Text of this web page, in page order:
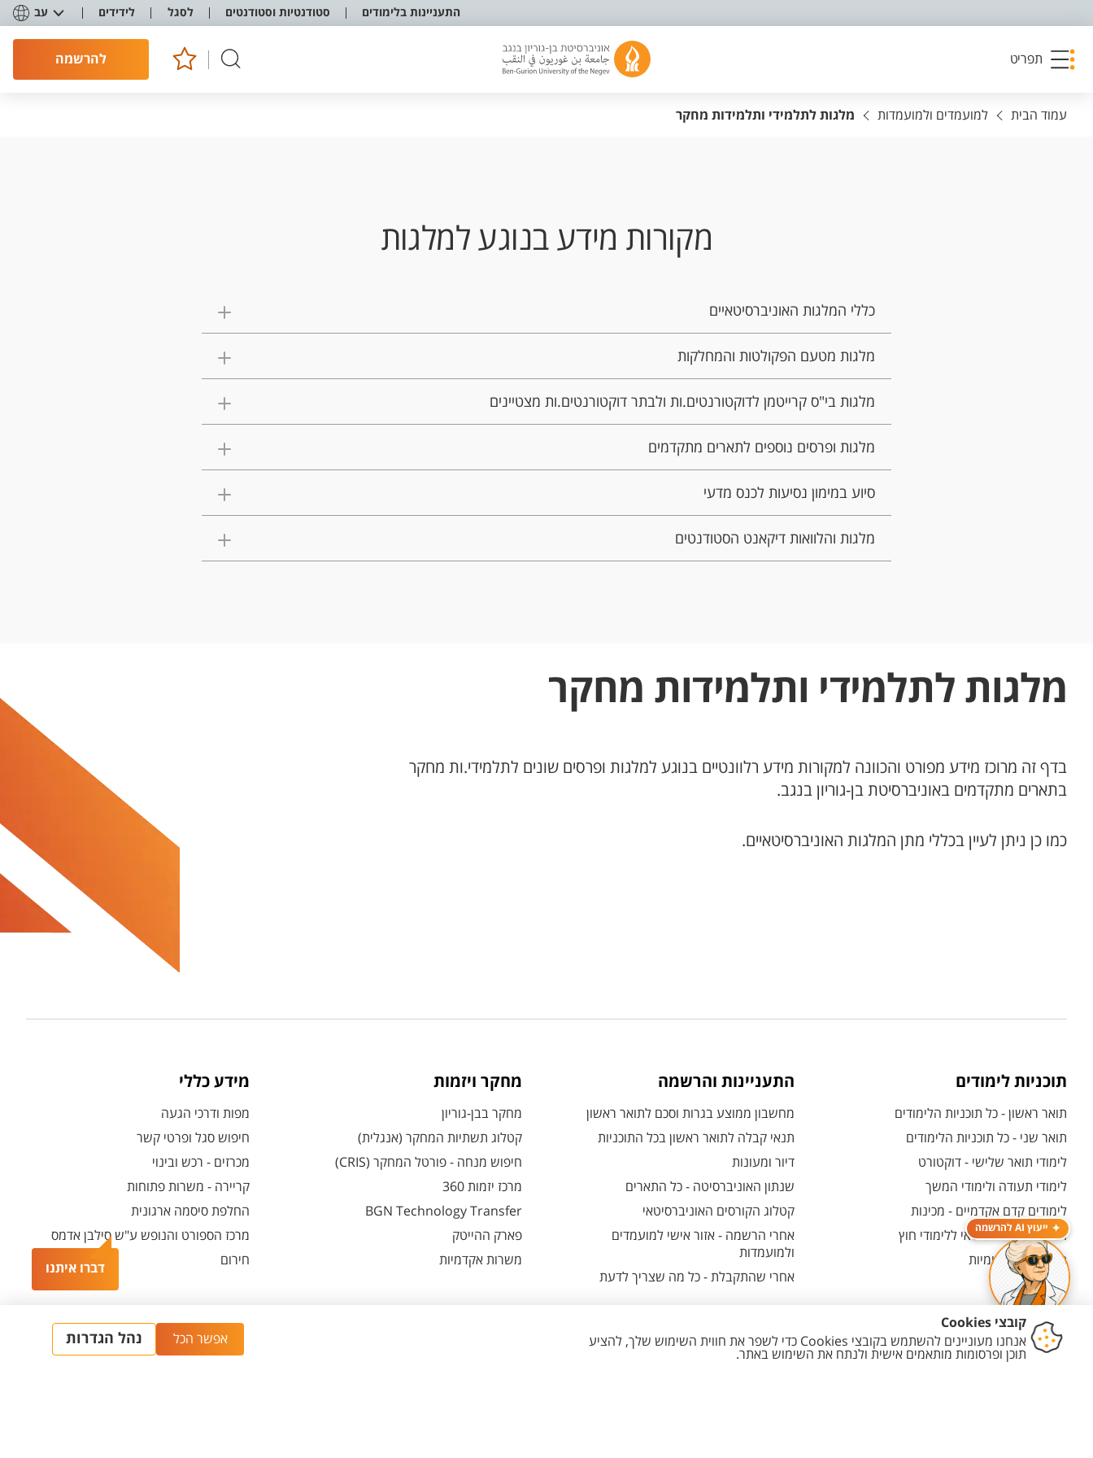
התעניינות בלימודים סטודנטיות וסטודנטים לסגל לידידים עב
תפריט להרשמה
דברו איתנו
ייעוץ AI להרשמה
עמוד הבית למועמדים ולמועמדות מלגות לתלמידי ותלמידות מחקר
מקורות מידע בנוגע למלגות
כללי המלגות האוניברסיטאיים
מלגות מטעם הפקולטות והמחלקות
מלגות בי"ס קרייטמן לדוקטורנטים.ות ולבתר דוקטורנטים.ות מצטיינים
מלגות ופרסים נוספים לתארים מתקדמים
סיוע במימון נסיעות לכנס מדעי
מלגות והלוואות דיקאנט הסטודנטים
מלגות לתלמידי ותלמידות מחקר
​​​​​​​​​בדף זה מרוכז מידע מפורט והכוונה למקורות מידע רלוונטיים בנוגע למלגות ופרסים שונים לתלמידי.ות מחקר
בתארים מתקדמים באוניברסיטת בן-גוריון בנגב.
כמו כן ניתן לעיין בכללי מתן המלגות האוניברסיטאיים.
תוכניות לימודים
תואר ראשון - כל תוכניות הלימודים
תואר שני - כל תוכניות הלימודים
לימודי תואר שלישי - דוקטורט
לימודי תעודה ולימודי המשך
לימודים קדם אקדמיים - מכינות
המרכז האוניברסיטאי ללימודי חוץ
תוכניות בין-לאומיות
התעניינות והרשמה
מחשבון ממוצע בגרות וסכם לתואר ראשון
תנאי קבלה לתואר ראשון בכל התוכניות
דיור ומעונות
שנתון האוניברסיטה - כל התארים
קטלוג הקורסים האוניברסיטאי
אחרי הרשמה - אזור אישי למועמדים
ולמועמדות
אחרי שהתקבלת - כל מה שצריך לדעת
מחקר ויזמות
מחקר בבן-גוריון
קטלוג תשתיות המחקר (אנגלית)
חיפוש מנחה - פורטל המחקר (CRIS)
מרכז יזמות 360
BGN Technology Transfer
פארק ההייטק
משרות אקדמיות
מידע כללי
מפות ודרכי הגעה
חיפוש סגל ופרטי קשר
מכרזים - רכש ובינוי
קריירה - משרות פתוחות
החלפת סיסמה ארגונית
מרכז הספורט והנופש ע"ש סילבן אדמס
חירום